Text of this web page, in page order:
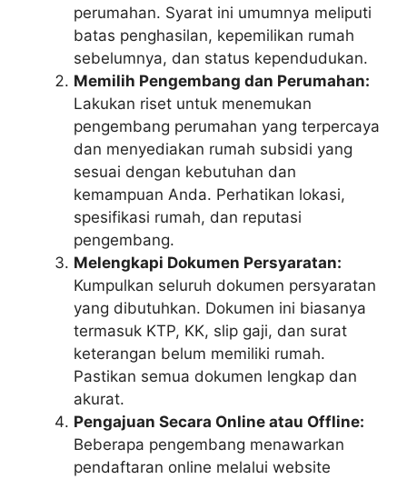
perumahan. Syarat ini umumnya meliputi
batas penghasilan, kepemilikan rumah
sebelumnya, dan status kependudukan.
Memilih Pengembang dan Perumahan:
Lakukan riset untuk menemukan
pengembang perumahan yang terpercaya
dan menyediakan rumah subsidi yang
sesuai dengan kebutuhan dan
kemampuan Anda. Perhatikan lokasi,
spesifikasi rumah, dan reputasi
pengembang.
Melengkapi Dokumen Persyaratan:
Kumpulkan seluruh dokumen persyaratan
yang dibutuhkan. Dokumen ini biasanya
termasuk KTP, KK, slip gaji, dan surat
keterangan belum memiliki rumah.
Pastikan semua dokumen lengkap dan
akurat.
Pengajuan Secara Online atau Offline:
Beberapa pengembang menawarkan
pendaftaran online melalui website